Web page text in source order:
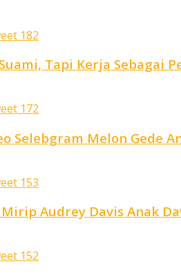
182
Tapi Kerja Sebagai
172
Selebgram Melon Gede
153
Audrey Davis Anak
152